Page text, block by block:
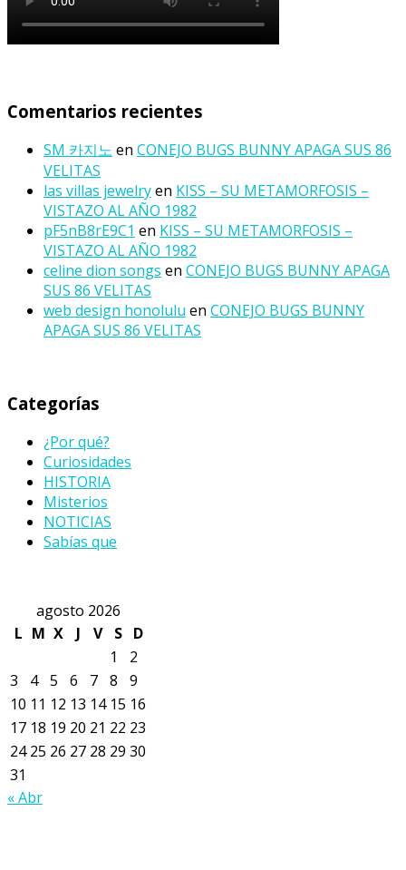
Comentarios recientes
SM 카지노 en CONEJO BUGS BUNNY APAGA SUS 86
VELITAS
las villas jewelryen KISS – SU METAMORFOSIS –
VISTAZO AL AÑO 1982
pF5nB8rE9C1 en KISS – SU METAMORFOSIS –
VISTAZO AL AÑO 1982
celine dion songs en CONEJO BUGS BUNNY APAGA
SUS 86 VELITAS
web design honolulu en CONEJO BUGS BUNNY
APAGA SUS 86 VELITAS
Categorías
¿Por qué?
Curiosidades
HISTORIA
Misterios
NOTICIAS
Sabías que
agosto 2026
L M X J V S
D
1
2
3
4 5 6 7 8
9
10 11 12 13 14 15 16
17 18 19 20 21 22 23
24 25 26 27 28 29 30
31
« Abr